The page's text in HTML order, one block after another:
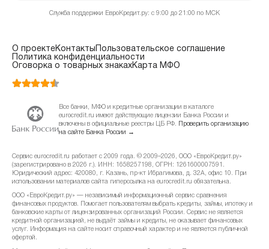
Служба поддержки ЕвроКредит.ру: с 9:00 до 21:00 по МСК
О проектеКонтакты Пользовательское соглашение
Политика конфиденциальности
Оговорка о товарных знакахКарта МФО
Все банки, МФО и кредитные организации в каталоге
eurocredit.ru имеют действующие лицензии Банка России и
включены в официальные реестры ЦБ РФ.
Проверить организацию
на сайте Банка России →
Сервис eurocredit.ru работает с 2009 года. © 2009–2026, ООО «ЕвроКредит.ру»
(зарегистрировано в 2026 г.). ИНН: 1658257198, ОГРН: 1261600007591.
Юридический адрес: 420080, г. Казань, пр-кт Ибрагимова, д. 32А, офис 10. При
использовании материалов сайта гиперссылка на eurocredit.ru обязательна.
ООО «ЕвроКредит.ру» — независимый информационный сервис сравнения
финансовых продуктов. Помогает пользователям выбрать кредиты, займы, ипотеку и
банковские карты от лицензированных организаций России. Сервис не является
кредитной организацией, не выдаёт займы и кредиты, не оказывает финансовых
услуг. Информация на сайте носит справочный характер и не является публичной
офертой.